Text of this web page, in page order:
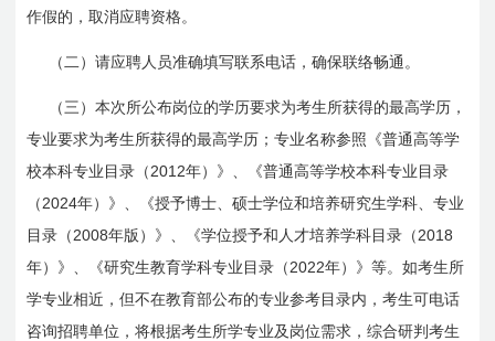
作假的，取消应聘资格。
（二）请应聘人员准确填写联系电话，确保联络畅通。
（三）本次所公布岗位的学历要求为考生所获得的最高学历，
专业要求为考生所获得的最高学历；专业名称参照《普通高等学
校本科专业目录（ 2012年）》、《普通高等学校本科专业目录
（ 2024年）》、《授予博士、硕士学位和培养研究生学科、专业
目录（ 2008年版）》、《学位授予和人才培养学科目录（ 2018
年）》、《研究生教育学科专业目录（ 2022年）》等。如考生所
学专业相近，但不在教育部公布的专业参考目录内，考生可电话
咨询招聘单位，将根据考生所学专业及岗位需求，综合研判考生